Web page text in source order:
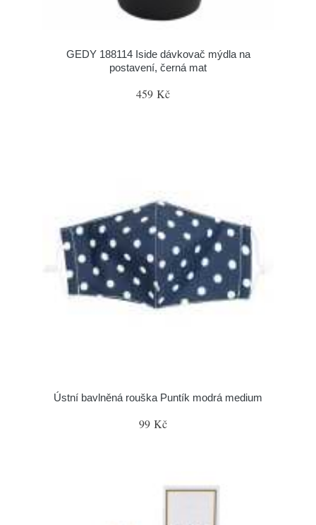
GEDY 188114 Iside dávkovač mýdla na
postavení, černá mat
459 Kč
Ústní bavlněná rouška Puntík modrá medium
99 Kč